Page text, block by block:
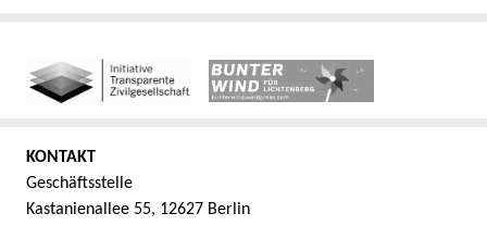
KONTAKT
Geschäftsstelle
Kastanienallee 55, 12627 Berlin